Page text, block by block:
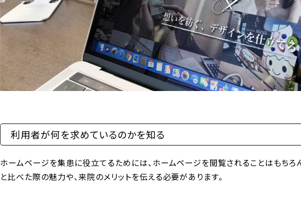
利用者が何を求めているのかを知る
ホームページを集患に役立てるためには、ホームページを閲覧されることはもちろ
と比べた際の魅力や、来院のメリットを伝える必要があります。